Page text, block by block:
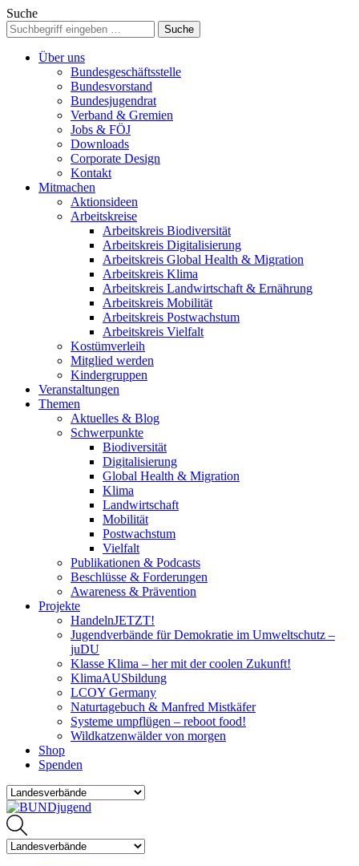
Suche
Über uns
Bundesgeschäftsstelle
Bundesvorstand
Bundesjugendrat
Verband & Gremien
Jobs & FÖJ
Downloads
Corporate Design
Kontakt
Mitmachen
Aktionsideen
Arbeitskreise
Arbeitskreis Biodiversität
Arbeitskreis Digitalisierung
Arbeitskreis Global Health & Migration
Arbeitskreis Klima
Arbeitskreis Landwirtschaft & Ernährung
Arbeitskreis Mobilität
Arbeitskreis Postwachstum
Arbeitskreis Vielfalt
Kostümverleih
Mitglied werden
Kindergruppen
Veranstaltungen
Themen
Aktuelles & Blog
Schwerpunkte
Biodiversität
Digitalisierung
Global Health & Migration
Klima
Landwirtschaft
Mobilität
Postwachstum
Vielfalt
Publikationen & Podcasts
Beschlüsse & Forderungen
Awareness & Prävention
Projekte
HandelnJETZT!
Jugendverbände für Demokratie im Umweltschutz –
juDU
Klasse Klima – her mit der coolen Zukunft!
KlimaAUSbildung
LCOY Germany
Naturtagebuch & Manfred Mistkäfer
Systeme umpflügen – reboot food!
Wildkatzenwälder von morgen
Shop
Spenden